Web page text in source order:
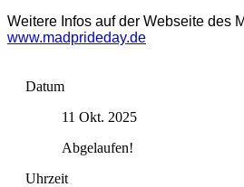
Weitere Infos auf der Webseite des
www.madprideday.de
Datum
11 Okt. 2025
Abgelaufen!
Uhrzeit